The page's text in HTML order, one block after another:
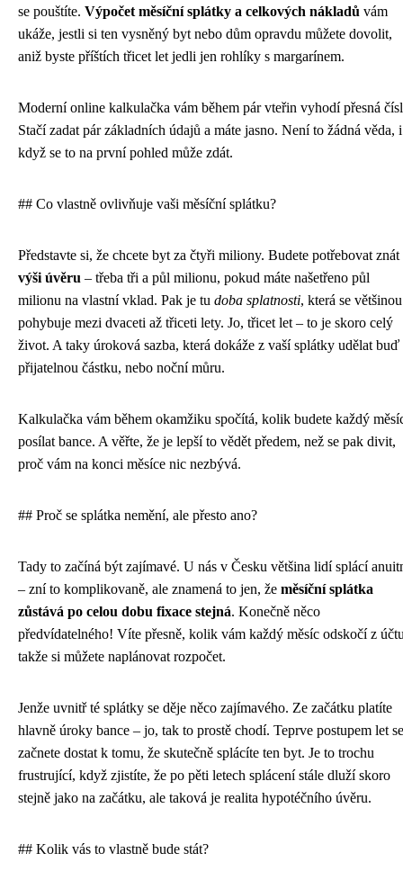
se pouštíte. Výpočet měsíční splátky a celkových nákladů vám
ukáže, jestli si ten vysněný byt nebo dům opravdu můžete dovolit,
aniž byste příštích třicet let jedli jen rohlíky s margarínem.
Moderní online kalkulačka vám během pár vteřin vyhodí přesná
Stačí zadat pár základních údajů a máte jasno. Není to žádná věda, i
když se to na první pohled může zdát.
## Co vlastně ovlivňuje vaši měsíční splátku?
Představte si, že chcete byt za čtyři miliony. Budete potřebovat znát
výši úvěru – třeba tři a půl milionu, pokud máte našetřeno půl
milionu na vlastní vklad. Pak je tu doba splatnosti, která se většinou
pohybuje mezi dvaceti až třiceti lety. Jo, třicet let – to je skoro celý
život. A taky úroková sazba, která dokáže z vaší splátky udělat buď
přijatelnou částku, nebo noční můru.
Kalkulačka vám během okamžiku spočítá, kolik budete každý
posílat bance. A věřte, že je lepší to vědět předem, než se pak divit,
proč vám na konci měsíce nic nezbývá.
## Proč se splátka nemění, ale přesto ano?
Tady to začíná být zajímavé. U nás v Česku většina lidí splácí
– zní to komplikovaně, ale znamená to jen, že měsíční splátka
zůstává po celou dobu fixace stejná. Konečně něco
předvídatelného! Víte přesně, kolik vám každý měsíc odskočí z
takže si můžete naplánovat rozpočet.
Jenže uvnitř té splátky se děje něco zajímavého. Ze začátku platíte
hlavně úroky bance – jo, tak to prostě chodí. Teprve postupem let se
začnete dostat k tomu, že skutečně splácíte ten byt. Je to trochu
frustrující, když zjistíte, že po pěti letech splácení stále dluží skoro
stejně jako na začátku, ale taková je realita hypotéčního úvěru.
## Kolik vás to vlastně bude stát?